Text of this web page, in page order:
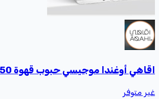
اقاهي أوغندا موجيسي حبوب قهوة 250 غ
غير متوفر